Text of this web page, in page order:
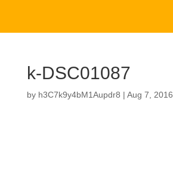
k-DSC01087
by h3C7k9y4bM1Aupdr8 | Aug 7, 2016